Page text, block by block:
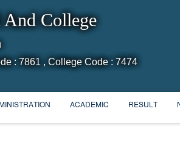
And College
: 7861 , College Code : 7474
ACADEMIC RESULT